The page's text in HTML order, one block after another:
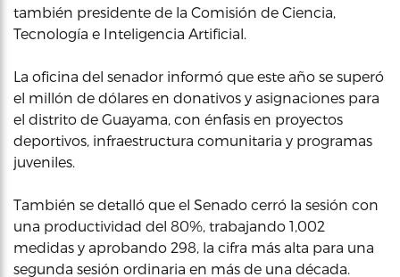
también presidente de la Comisión de Ciencia,
Tecnología e Inteligencia Artificial.
La oficina del senador informó que este año se superó
el millón de dólares en donativos y asignaciones para
el distrito de Guayama, con énfasis en proyectos
deportivos, infraestructura comunitaria y programas
juveniles.
También se detalló que el Senado cerró la sesión con
una productividad del 80%, trabajando 1,002
medidas y aprobando 298, la cifra más alta para una
segunda sesión ordinaria en más de una década.